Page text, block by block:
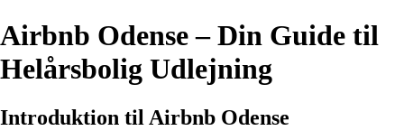
Airbnb Odense – Din Guide til
Helårsbolig Udlejning
Introduktion til Airbnb Odense